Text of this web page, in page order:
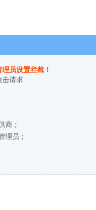
员设置拦截！
击请求
商；
理员；